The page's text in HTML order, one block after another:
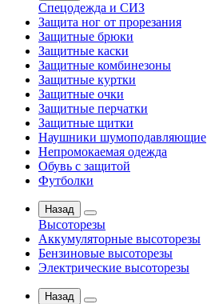
Спецодежда и СИЗ
Защита ног от прорезания
Защитные брюки
Защитные каски
Защитные комбинезоны
Защитные куртки
Защитные очки
Защитные перчатки
Защитные щитки
Наушники шумоподавляющие
Непромокаемая одежда
Обувь с защитой
Футболки
Назад
Высоторезы
Аккумуляторные высоторезы
Бензиновые высоторезы
Электрические высоторезы
Назад